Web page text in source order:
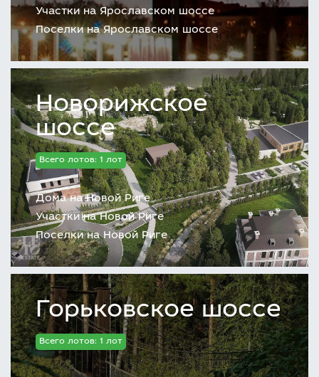
Участки на Ярославском шоссе
Поселки на Ярославском шоссе
Новорижское
шоссе
Всего лотов: 1 лот
Дома на Новой Риге
Участки на Новой Риге
Поселки на Новой Риге
Горьковское шоссе
Всего лотов: 1 лот